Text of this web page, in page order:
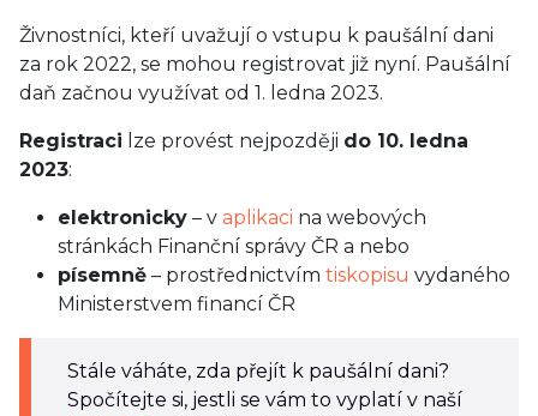
Živnostníci, kteří uvažují o vstupu k paušální dani
za rok 2022, se mohou registrovat již nyní. Paušální
daň začnou využívat od 1. ledna 2023.
Registraci lze provést nejpozději do 10. ledna
2023:
elektronicky – v aplikaci na webových
stránkách Finanční správy ČR a nebo
písemně – prostřednictvím tiskopisu vydaného
Ministerstvem financí ČR
Stále váháte, zda přejít k paušální dani?
Spočítejte si, jestli se vám to vyplatí v naší